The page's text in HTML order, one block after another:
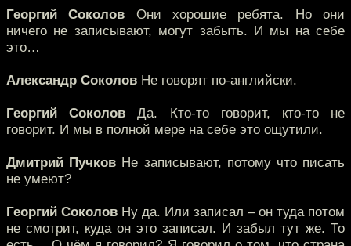
Георгий Соколов Они хорошие ребята. Но они
ничего не записывают, могут забыть. И мы на себе
это…
Александр Соколов Не говорят по-английски.
Георгий Соколов Да. Кто-то говорит, кто-то не
говорит. И мы в полной мере на себе это ощутили.
Дмитрий Пучков Не записывают, потому что писать
не умеют?
Георгий Соколов Ну да. Или записал – он туда потом
не смотрит, куда он это записал. И забыл тут же. То